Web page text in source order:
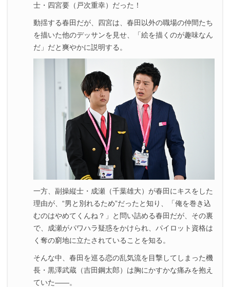
士・四宮要（戸次重幸）だった！
動揺する春田だが、四宮は、春田以外の職場の仲間たち
を描いた他のデッサンを見せ、「絵を描くのが趣味なん
だ」だと爽やかに説明する。
一方、副操縦士・成瀬（千葉雄大）が春田にキスをした
理由が、“男と別れるため”だったと知り、「俺を巻き込
むのはやめてくんね？」と問い詰める春田だが、その裏
で、成瀬がパワハラ疑惑をかけられ、パイロット資格は
く奪の窮地に立たされていることを知る。
そんな中、春田を巡る恋の乱気流を目撃してしまった機
長・黒澤武蔵（吉田鋼太郎）は胸にかすかな痛みを抱え
ていた――。